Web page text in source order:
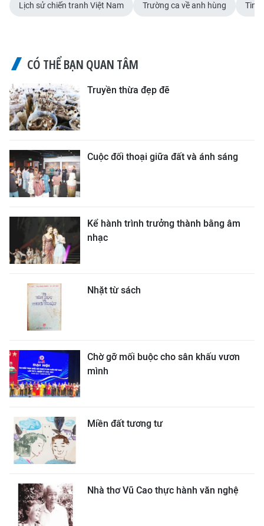
Lịch sử chiến tranh Việt Nam Trường ca về anh hùng Tinh
CÓ THỂ BẠN QUAN TÂM
Truyền thừa đẹp đẽ
Cuộc đối thoại giữa đất và ánh sáng
Kể hành trình trưởng thành bằng âm
nhạc
Nhặt từ sách
Chờ gỡ mối buộc cho sân khấu vươn
mình
Miền đất tương tư
Nhà thơ Vũ Cao thực hành văn nghệ